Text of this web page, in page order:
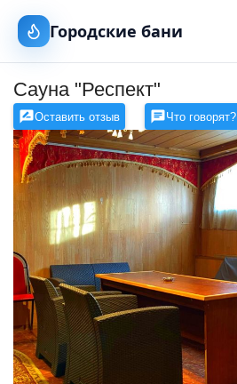
Городские бани
Сауна "Респект"
Оставить отзыв Что говорят?